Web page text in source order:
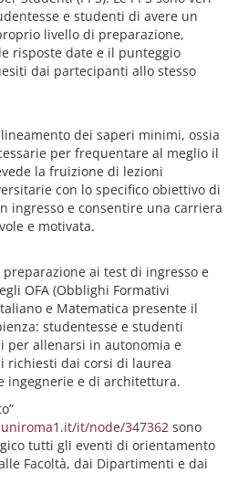
e studenti di avere un
livello di preparazione,
risposte date e il punteggio
dai partecipanti allo stesso
dei saperi minimi, ossia
per frequentare al meglio il
la fruizione di lezioni
con lo specifico obiettivo di
ingresso e consentire una carriera
e motivata.
ai test di ingresso e
OFA (Obblighi Formativi
e Matematica presente il
studentesse e studenti
allenarsi in autonomia e
richiesti dai corsi di laurea
ingegnerie e di architettura.
it/node/347362 sono
tutti gli eventi di orientamento
Facoltà, dai Dipartimenti e dai